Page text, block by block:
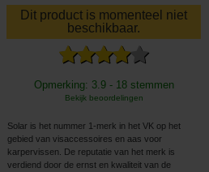
Dit product is momenteel niet
beschikbaar.
Opmerking: 3.9 - 18 stemmen
Bekijk beoordelingen
Solar is het nummer 1-merk in het VK op het
gebied van visaccessoires en aas voor
karpervissen. De reputatie van het merk is
verdiend door de ernst en kwaliteit van de